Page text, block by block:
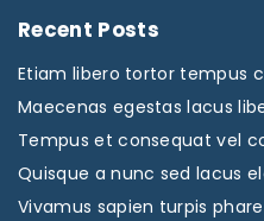
Recent Posts
Etiam libero tortor tempus
Maecenas egestas lacus
Tempus et consequat vel
Quisque a nunc sed lacus
Vivamus sapien turpis